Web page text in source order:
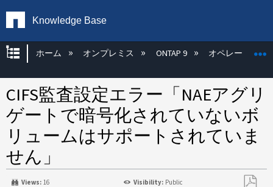
Knowledge Base
グローバル階層を展開/折りたたむ
ホーム オンプレミス ONTAP 9 オペレーティン
CIFS監査設定エラー「NAEアグリ
ゲートで暗号化されていないボ
リュームはサポートされていま
せん」
Views: 16 Visibility: Public